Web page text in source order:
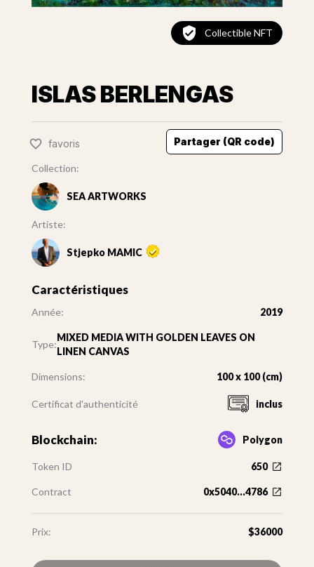
Collectible NFT
ISLAS BERLENGAS
favoris Partager (QR code)
Collection:
SEA ARTWORKS
Artiste:
Stjepko MAMIC
Caractéristiques
Année: 2019
Type:
MIXED MEDIA WITH GOLDEN LEAVES ON
LINEN CANVAS
Dimensions: 100 x 100 (cm)
Certificat d'authenticité inclus
Blockchain: Polygon
Token ID 650
Contract 0x5040...4786
Prix: $36000